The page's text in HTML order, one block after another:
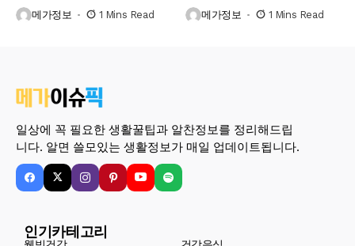
메가정보 1 Mins Read 메가정보 1 Mins Read
일상에 꼭 필요한 생활꿀팁과 알찬정보를 정리해드립
니다. 알면 쓸모있는 생활정보가 매일 업데이트됩니다.
인기카테고리